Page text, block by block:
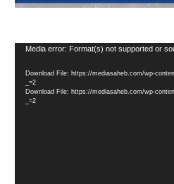
Video
Media error: Format(s) not supported or
Download File: https://mediasaheb.com/wp-
_=2
Download File: https://mediasaheb.com/wp-
_=2